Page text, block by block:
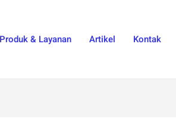
Produk & Layanan Artikel Kontak